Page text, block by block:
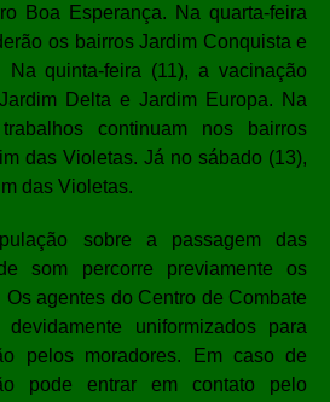
Boa Esperança. Na quarta-feira
os bairros Jardim Conquista e
quinta-feira (11), a vacinação
Delta e Jardim Europa. Na
continuam nos bairros
das Violetas. Já no sábado (13),
das Violetas.
sobre a passagem das
som percorre previamente os
Os agentes do Centro de Combate
uniformizados para
pelos moradores. Em caso de
pode entrar em contato pelo